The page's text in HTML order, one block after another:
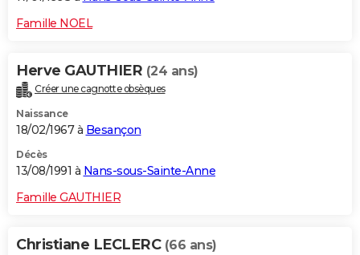
Famille NOEL
Herve GAUTHIER (24 ans)
Créer une cagnotte obsèques
Naissance
18/02/1967 à Besançon
Décès
13/08/1991 à Nans-sous-Sainte-Anne
Famille GAUTHIER
Christiane LECLERC (66 ans)